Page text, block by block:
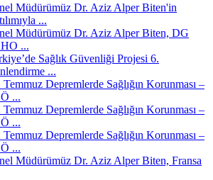
Müdürümüz Dr. Aziz Alper Biten'in
...
Müdürümüz Dr. Aziz Alper Biten, DG
...
Sağlık Güvenliği Projesi 6.
...
Temmuz Depremlerde Sağlığın Korunması –
...
Temmuz Depremlerde Sağlığın Korunması –
...
Temmuz Depremlerde Sağlığın Korunması –
...
Müdürümüz Dr. Aziz Alper Biten, Fransa